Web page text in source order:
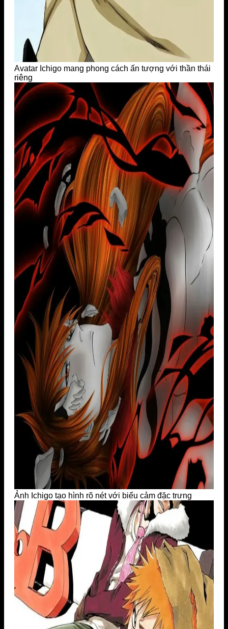
Avatar Ichigo mang phong cách ấn tượng với thần thái
riêng
Ảnh Ichigo tạo hình rõ nét với biểu cảm đặc trưng